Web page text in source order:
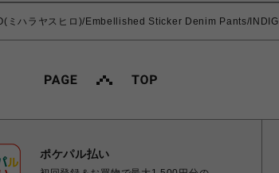
ミハラヤスヒロ)/Embellished Sticker Denim Pants/
ポケパル払い